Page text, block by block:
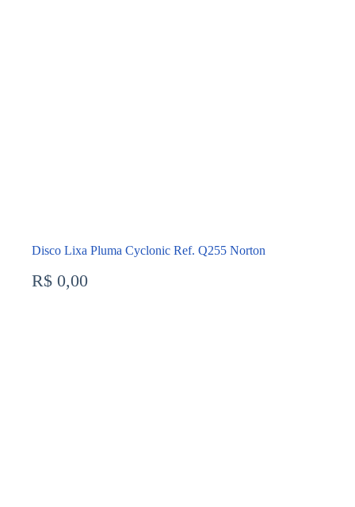
Disco Lixa Pluma Cyclonic Ref. Q255 Norton
R$ 0,00